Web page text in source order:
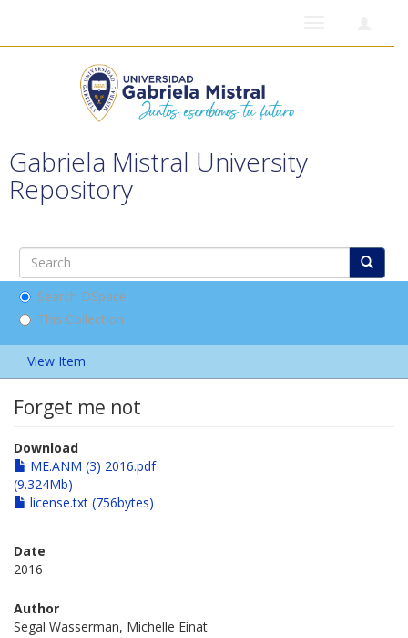
Gabriela Mistral University
Repository
Search DSpace
This Collection
View Item
Forget me not
Download
ME.ANM (3) 2016.pdf
(9.324Mb)
license.txt (756bytes)
Date
2016
Author
Segal Wasserman, Michelle Einat